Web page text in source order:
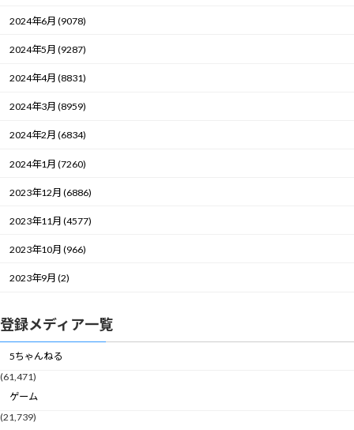
2024年6月 (9078)
2024年5月 (9287)
2024年4月 (8831)
2024年3月 (8959)
2024年2月 (6834)
2024年1月 (7260)
2023年12月 (6886)
2023年11月 (4577)
2023年10月 (966)
2023年9月 (2)
登録メディア一覧
5ちゃんねる
(61,471)
ゲーム
(21,739)